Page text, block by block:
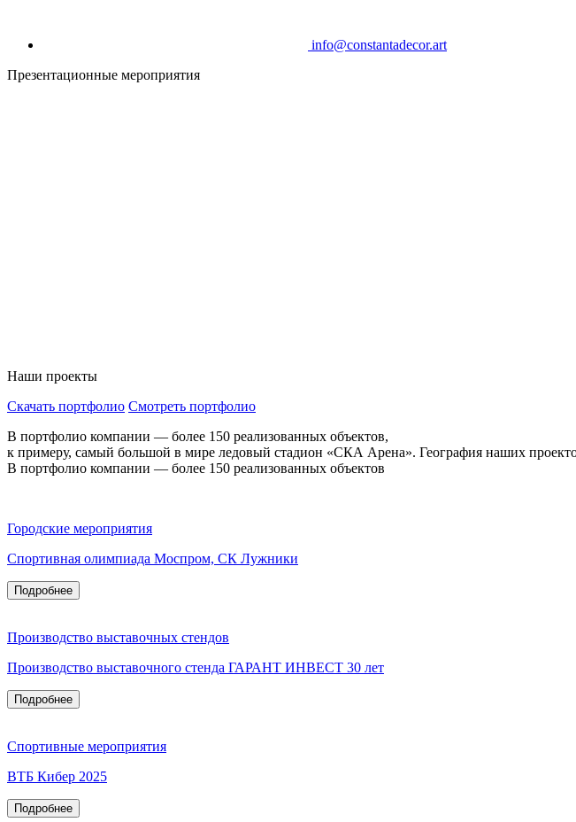
info@constantadecor.art
Презентационные мероприятия
Наши проекты
Скачать портфолио Смотреть портфолио
В портфолио компании — более 150 реализованных объектов,
к примеру, самый большой в мире ледовый стадион «СКА Арена». География наших
В портфолио компании — более 150 реализованных объектов
Городские мероприятия
Спортивная олимпиада Моспром, СК Лужники
Подробнее
Производство выставочных стендов
Производство выставочного стенда ГАРАНТ ИНВЕСТ 30 лет
Подробнее
Спортивные мероприятия
ВТБ Кибер 2025
Подробнее